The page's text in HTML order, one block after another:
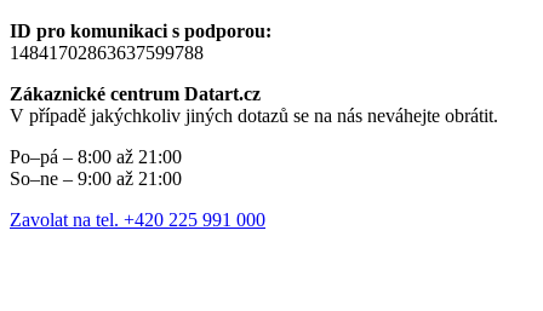
ID pro komunikaci s podporou:
14841702863637599788
Zákaznické centrum Datart.cz
V případě jakýchkoliv jiných dotazů se na nás neváhejte obrátit.
Po–pá – 8:00 až 21:00
So–ne – 9:00 až 21:00
Zavolat na tel. +420 225 991 000